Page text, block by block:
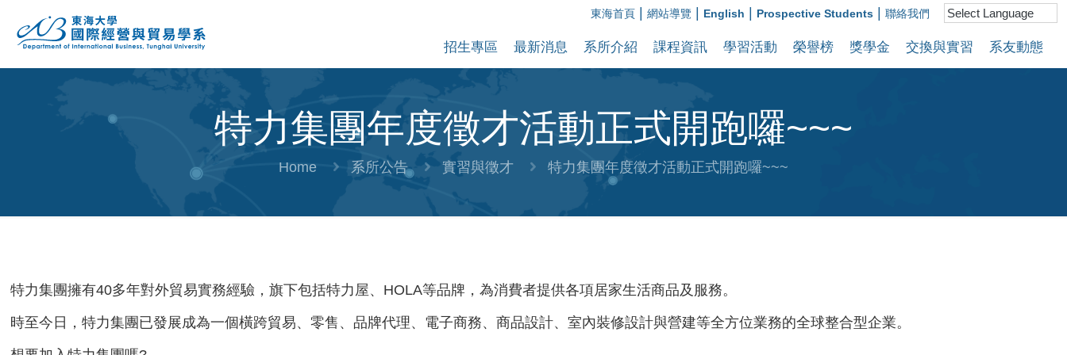
東海首頁 網站導覽 English Prospective Students 聯絡我們
招生專區 最新消息 系所介紹 課程資訊 學習活動 榮譽榜 獎學金 交換與實習 系友動態
特力集團年度徵才活動正式開跑囉~~~
Home 系所公告 實習與徵才 特力集團年度徵才活動正式開跑囉~~~
特力集團擁有40多年對外貿易實務經驗，旗下包括特力屋、HOLA等品牌，為消費者提供各項居家生活商品及服務。
時至今日，特力集團已發展成為一個橫跨貿易、零售、品牌代理、電子商務、商品設計、室內裝修設計與營建等全方位業務的全球整合型企業。